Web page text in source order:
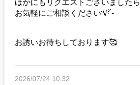
ほかにもリクエストございましたら
お気軽にご相談ください💡´-
お誘いお待ちしております🥰
2026/07/24 10:32